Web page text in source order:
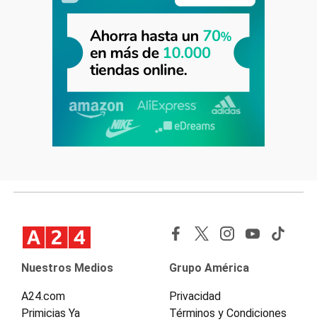
Nuestros Medios
A24.com
Primicias Ya
Grupo América
Privacidad
Términos y Condiciones